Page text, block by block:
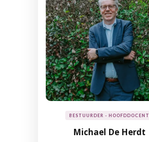
BESTUURDER - HOOFDDOCENT
Michael De Herdt